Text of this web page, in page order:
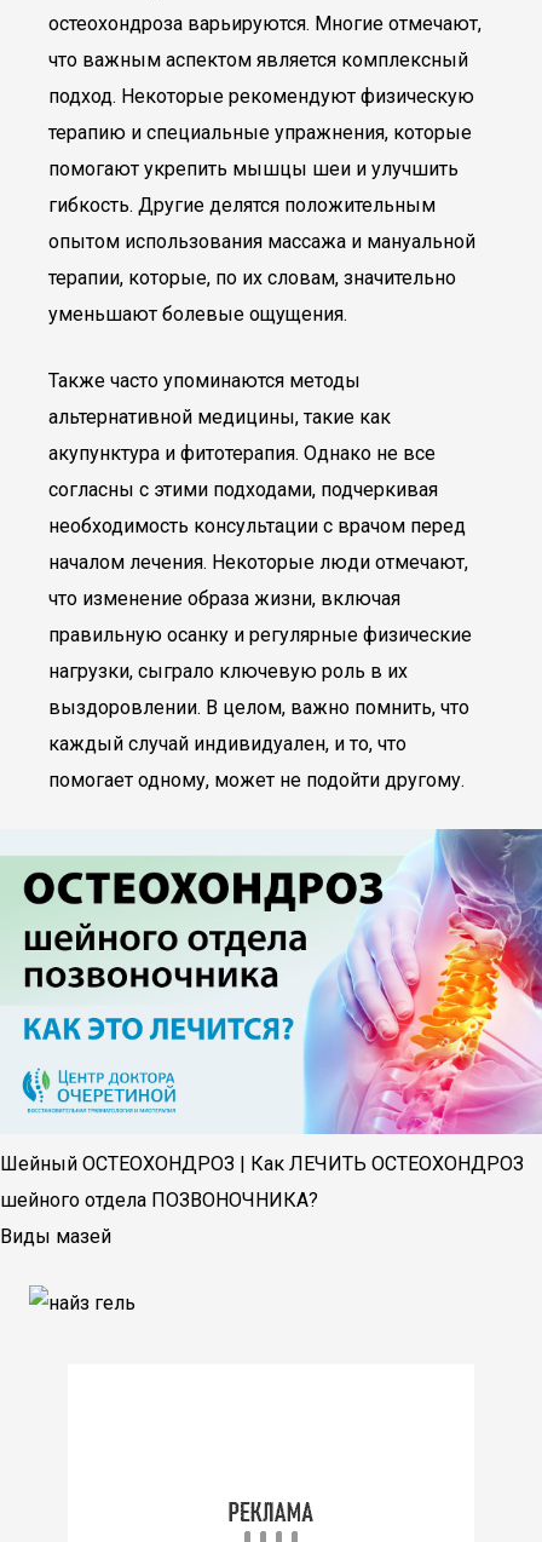
остеохондроза варьируются. Многие отмечают,
что важным аспектом является комплексный
подход. Некоторые рекомендуют физическую
терапию и специальные упражнения, которые
помогают укрепить мышцы шеи и улучшить
гибкость. Другие делятся положительным
опытом использования массажа и мануальной
терапии, которые, по их словам, значительно
уменьшают болевые ощущения.
Также часто упоминаются методы
альтернативной медицины, такие как
акупунктура и фитотерапия. Однако не все
согласны с этими подходами, подчеркивая
необходимость консультации с врачом перед
началом лечения. Некоторые люди отмечают,
что изменение образа жизни, включая
правильную осанку и регулярные физические
нагрузки, сыграло ключевую роль в их
выздоровлении. В целом, важно помнить, что
каждый случай индивидуален, и то, что
помогает одному, может не подойти другому.
Шейный ОСТЕОХОНДРОЗ | Как ЛЕЧИТЬ ОСТЕОХОНДРОЗ
шейного отдела ПОЗВОНОЧНИКА?
Виды мазей